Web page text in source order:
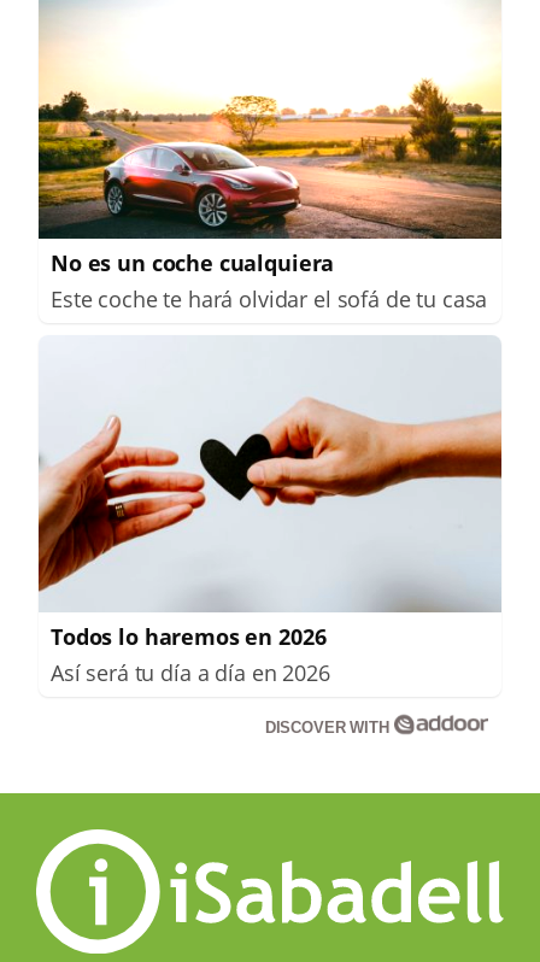
No es un coche cualquiera
Este coche te hará olvidar el sofá de tu casa
Todos lo haremos en 2026
Así será tu día a día en 2026
DISCOVER WITH